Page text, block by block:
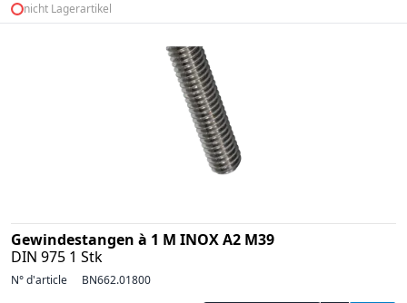
nicht Lagerartikel
Gewindestangen à 1 M INOX A2 M39
DIN 975 1 Stk
N° d'article BN662.01800